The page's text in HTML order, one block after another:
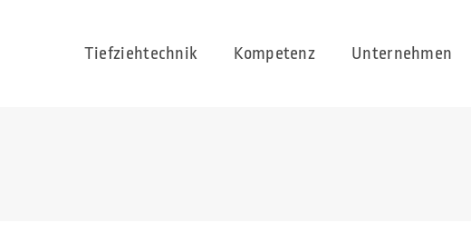
Tiefziehtechnik Kompetenz Unternehmen